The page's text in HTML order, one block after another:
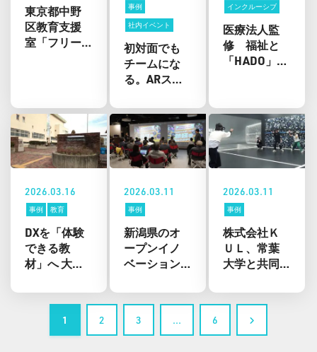
東京都中野
区教育支援
室「フリー
活用した体
験プログラ
ムを実施
事例
社内イベント
初対面でも
チームにな
る。ARスポ
「HADO」で
生まれた新
しい企業交
流の形
インクルーシブ
医療法人監
修 福祉と
「HADO」を
ぞ～のワン
ダーLAB」が
富士公園に
オープン
2026.03.16
事例 教育
DXを「体験
できる教
材」へ 大阪
等学校がAR
2026.03.11
事例
新潟県のオ
ープンイノ
ベーション
「Innovation
Labo
NIIGATA」
に、ARスポ
2026.03.11
事例
株式会社Ｋ
ＵＬ、常葉
大学と共同
「HADO」の
健康効果を
科学的に検
証
1 2 3 … 6